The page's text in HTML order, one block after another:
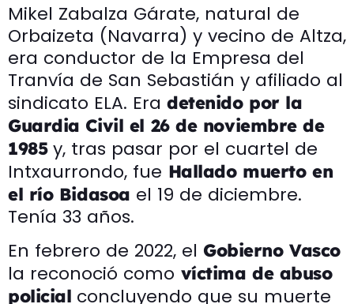
Mikel Zabalza Gárate, natural de
Orbaizeta (Navarra) y vecino de Altza,
era conductor de la Empresa del
Tranvía de San Sebastián y afiliado al
sindicato ELA. Era detenido por la
Guardia Civil el 26 de noviembre de
1985y, tras pasar por el cuartel de
Intxaurrondo, fue Hallado muerto en
el río Bidasoa el 19 de diciembre.
Tenía 33 años.
En febrero de 2022, el Gobierno Vasco
la reconoció como víctima de abuso
policial concluyendo que su muerte